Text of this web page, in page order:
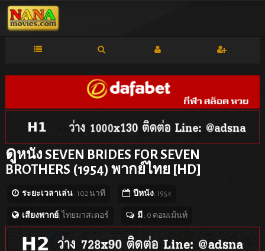
ดูหนัง SEVEN BRIDES FOR SEVEN
BROTHERS (1954) พากย์ไทย [HD]
ระยะเวลาเล่น: 102 นาที ปีหนัง: 1954
เสียงพากย์: ไทยมาสเตอร์ มี : 0 คอมเม้นท์